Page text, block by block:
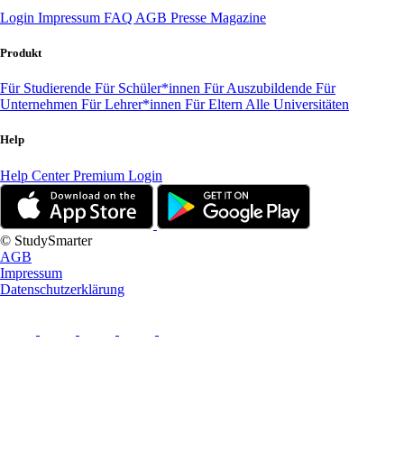
Login Impressum FAQ AGB Presse Magazine
Produkt
Für Studierende Für Schüler*innen Für Auszubildende Für
Unternehmen Für Lehrer*innen Für Eltern Alle Universitäten
Help
Help CenterPremium Login
© StudySmarter
AGB
Impressum
Datenschutzerklärung